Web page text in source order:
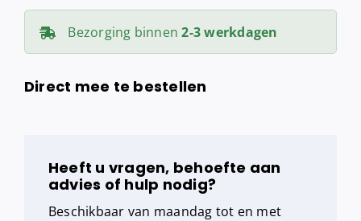
Bezorging binnen2-3 werkdagen
Direct mee te bestellen
Heeft u vragen, behoefte aan
advies of hulp nodig?
Beschikbaar van maandag tot en met